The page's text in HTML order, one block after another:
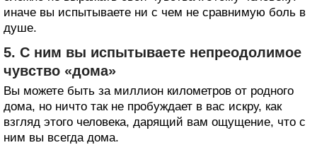
иначе вы испытываете ни с чем не сравнимую боль в
душе.
5. С ним вы испытываете непреодолимое
чувство «дома»
Вы можете быть за миллион километров от родного
дома, но ничто так не пробуждает в вас искру, как
взгляд этого человека, дарящий вам ощущение, что с
ним вы всегда дома.